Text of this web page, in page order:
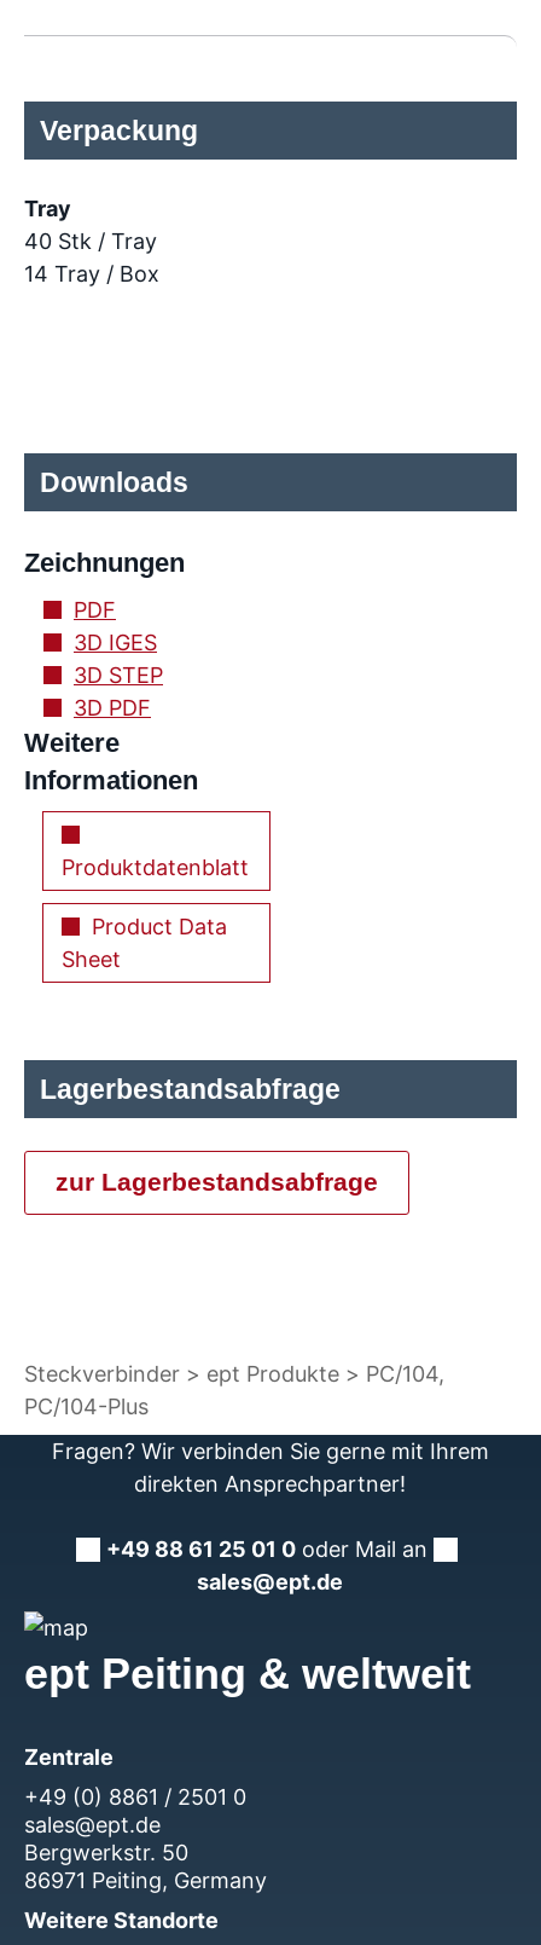
Verpackung
Tray
40 Stk / Tray
14 Tray / Box
Downloads
Zeichnungen
PDF
3D IGES
3D STEP
3D PDF
Weitere
Informationen
Produktdatenblatt
Product Data
Sheet
Lagerbestandsabfrage
zur Lagerbestandsabfrage
Steckverbinder ept Produkte
PC/104,
PC/104-Plus
Fragen? Wir verbinden Sie gerne mit Ihrem
direkten Ansprechpartner!
+49 88 61 25 01 0 oder Mail an
sales@ept.de
ept Peiting & weltweit
Zentrale
+49 (0) 8861 / 2501 0
sales@ept.de
Bergwerkstr. 50
86971 Peiting, Germany
Weitere Standorte